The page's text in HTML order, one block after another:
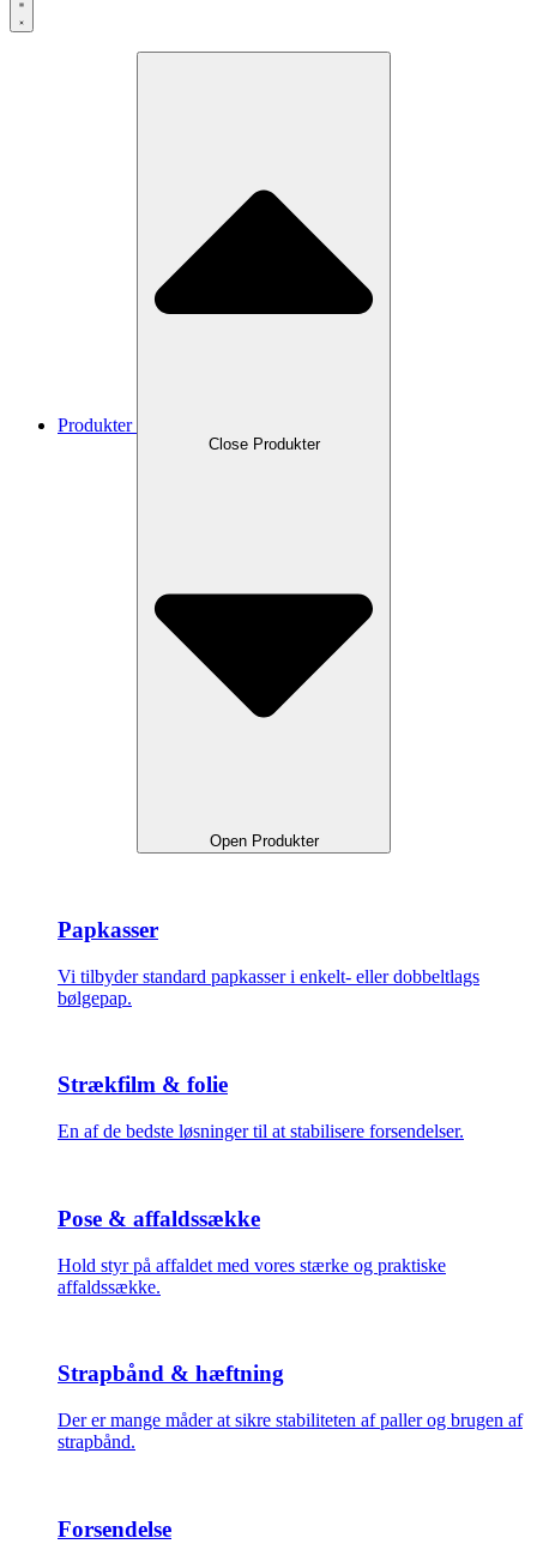
Produkter
Close Produkter
Open Produkter
Papkasser
Vi tilbyder standard papkasser i enkelt- eller dobbeltlags
bølgepap.
Strækfilm & folie
En af de bedste løsninger til at stabilisere forsendelser.
Pose & affaldssække
Hold styr på affaldet med vores stærke og praktiske
affaldssække.
Strapbånd & hæftning
Der er mange måder at sikre stabiliteten af paller og brugen af
strapbånd.
Forsendelse